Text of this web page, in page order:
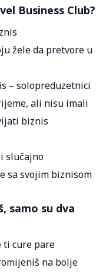
Business Club?
žele da pretvore u
– solopreduzetnici
ali nisu imali
biznis
slučajno
sa svojim biznisom
samo su dva
ti cure pare
na bolje